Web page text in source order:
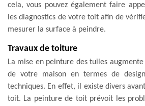
cela, vous pouvez également faire
les diagnostics de votre toit afin de
mesurer la surface à peindre.
Travaux de toiture
La mise en peinture des tuiles
de votre maison en termes de
techniques. En effet, il existe divers
toit. La peinture de toit prévoit les